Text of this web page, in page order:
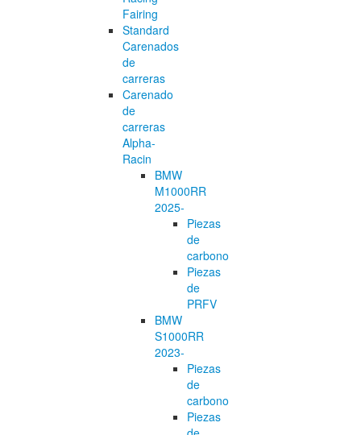
Fairing
Standard
Carenados
de
carreras
Carenado
de
carreras
Alpha-
Racin
BMW
M1000RR
2025-
Piezas
de
carbono
Piezas
de
PRFV
BMW
S1000RR
2023-
Piezas
de
carbono
Piezas